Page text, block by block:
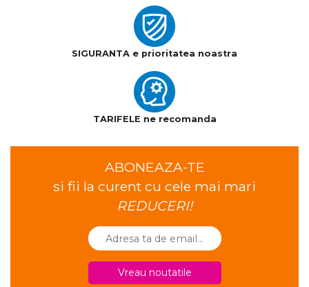
SIGURANTA e prioritatea noastra
TARIFELE ne recomanda
ABONEAZA-TE
si fii la curent cu cele mai mari
REDUCERI!
Vreau noutatile